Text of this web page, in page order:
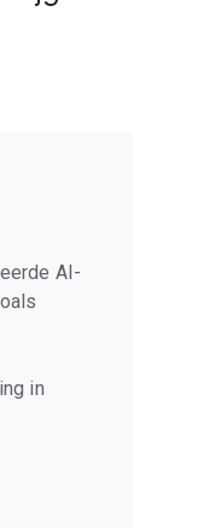
AI-
in